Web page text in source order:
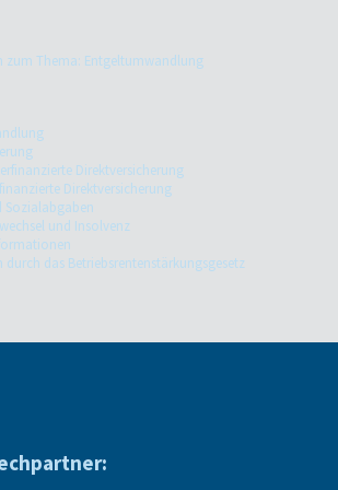
zum Thema: Entgeltumwandlung
Direktversicherung
Direktversicherung
Sozialabgaben
und Insolvenz
durch das Betriebsrentenstärkungsgesetz